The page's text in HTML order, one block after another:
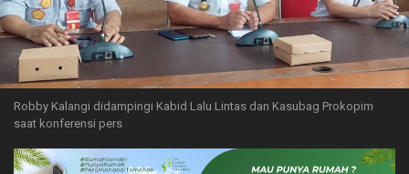
Robby Kalangi didampingi Kabid Lalu Lintas dan Kasubag Prokopim
saat konferensi pers